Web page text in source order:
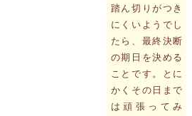
踏ん切りがつき
にくいようでし
たら、最終決断
の期日を決める
ことです。とに
かくその日まで
は頑張ってみ